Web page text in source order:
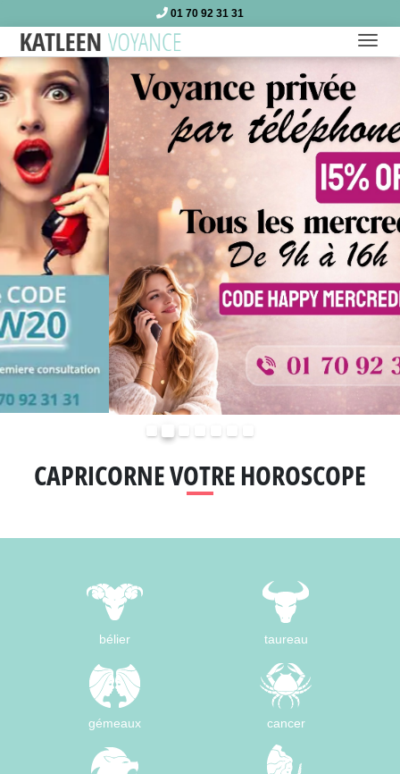
01 70 92 31 31
CAPRICORNE VOTRE HOROSCOPE
bélier taureau
gémeaux cancer